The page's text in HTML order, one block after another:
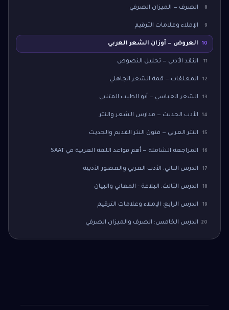
8 الصرف — الميزان الصرفي
9 الإملاء وعلامات الترقيم
10 العروض — أوزان الشعر العربي
11 النقد الأدبي — تحليل النصوص
12 المعلقات — قمة الشعر الجاهلي
13 الشعر العباسي — أبو الطيب المتنبي
14 الأدب الحديث — مدارس الشعر والنثر
15 النثر العربي — فنون النثر القديم والحديث
16 المراجعة الشاملة — أهم قواعد اللغة العربية في SAAT
17 الدرس الثاني: الأدب العربي والعصور الأدبية
18 الدرس الثالث: البلاغة - المعاني والبيان
19 الدرس الرابع: الإملاء وعلامات الترقيم
20 الدرس الخامس: الصرف والميزان الصرفي